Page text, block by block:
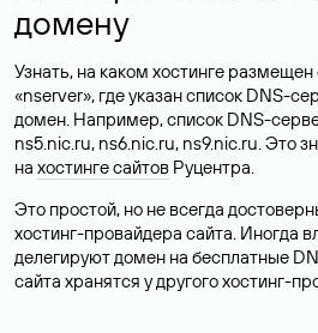
домену
Узнать, на каком хостинге
«nserver», где указан список DNS-
домен. Например, список DNS-
ns5.nic.ru, ns6.nic.ru, ns9.nic.ru. Это
на хостинге сайтов Руцентра.
Это простой, но не всегда
хостинг-провайдера сайта. Иногда
делегируют домен на бесплатные
сайта хранятся у другого хостинг-